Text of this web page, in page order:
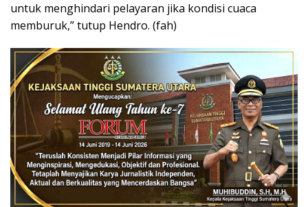
untuk menghindari pelayaran jika kondisi cuaca
memburuk,” tutup Hendro. (fah)